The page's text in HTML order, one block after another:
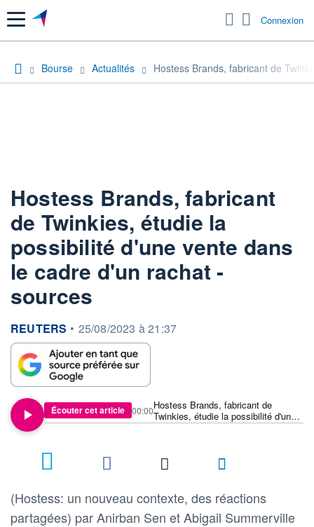
Menu Connexion
Bourse Actualités Hostess Brands, fabricant de
Hostess Brands, fabricant
de Twinkies, étudie la
possibilité d'une vente dans
le cadre d'un rachat -
sources
information fournie par
REUTERS • 25/08/2023 à 21:37
Écouter cet article
Hostess Brands, fabricant de
Twinkies, étudie la possibilité d'une
vente dans le cadre d'un rachat -
00:00
(Hostess: un nouveau contexte, des réactions
partagées) par Anirban Sen et Abigail Summerville